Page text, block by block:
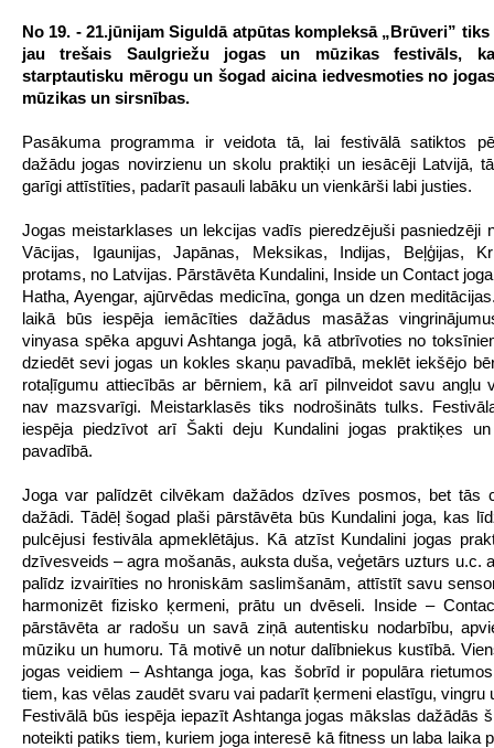
No 19. - 21.jūnijam Siguldā atpūtas kompleksā „Brūveri”
jau trešais Saulgriežu jogas un mūzikas festivāls,
starptautisku mērogu un šogad aicina iedvesmoties no
mūzikas un sirsnības.
Pasākuma programma ir veidota tā, lai festivālā satiktos
dažādu jogas novirzienu un skolu praktiķi un iesācēji Latvijā,
garīgi attīstīties, padarīt pasauli labāku un vienkārši labi justies.
Jogas meistarklases un lekcijas vadīs pieredzējuši pasniedzēji
Vācijas, Igaunijas, Japānas, Meksikas, Indijas, Beļģijas,
protams, no Latvijas. Pārstāvēta Kundalini, Inside un Contact
Hatha, Ayengar, ajūrvēdas medicīna, gonga un dzen
laikā būs iespēja iemācīties dažādus masāžas
vinyasa spēka apguvi Ashtanga jogā, kā atbrīvoties no
dziedēt sevi jogas un kokles skaņu pavadībā, meklēt iekšējo
rotaļīgumu attiecībās ar bērniem, kā arī pilnveidot savu angļu
nav mazsvarīgi. Meistarklasēs tiks nodrošināts tulks.
iespēja piedzīvot arī Šakti deju Kundalini jogas praktiķes
pavadībā.
Joga var palīdzēt cilvēkam dažādos dzīves posmos, bet tās
dažādi. Tādēļ šogad plaši pārstāvēta būs Kundalini joga, kas
pulcējusi festivāla apmeklētājus. Kā atzīst Kundalini jogas
dzīvesveids – agra mošanās, auksta duša, veģetārs uzturs u.c.
palīdz izvairīties no hroniskām saslimšanām, attīstīt savu
harmonizēt fizisko ķermeni, prātu un dvēseli. Inside –
pārstāvēta ar radošu un savā ziņā autentisku nodarbību,
mūziku un humoru. Tā motivē un notur dalībniekus kustībā.
jogas veidiem – Ashtanga joga, kas šobrīd ir populāra
tiem, kas vēlas zaudēt svaru vai padarīt ķermeni elastīgu, vingru
Festivālā būs iespēja iepazīt Ashtanga jogas mākslas dažādās
noteikti patiks tiem, kuriem joga interesē kā fitness un laba laika